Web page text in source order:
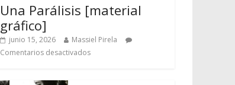
Una Parálisis [material
gráfico]
junio 15, 2026
Massiel Pirela
Comentarios desactivados